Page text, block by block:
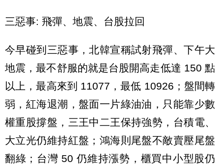
三惡事: 飛彈、地震、台股拉回
今早碰到三惡事，北韓宣稱試射飛彈、下午大
地震，最不舒服的就是台股開高走低達 150 點
以上，最高來到 11077，最低 10926；盤間轉
弱，紅海退潮，盤面一片綠油油，只能靠少數
權重股撐盤，三王中二王保持強勢，台積電、
大立光仍維持紅盤；鴻海則尾盤不敵賣壓尾盤
翻綠；台灣 50 仍維持漲勢，櫃買中小型股仍